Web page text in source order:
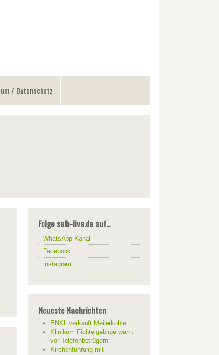
/ Datenschutz
Folge selb-live.de auf...
WhatsApp-Kanal
Facebook
Instagram
Neueste Nachrichten
ENKL verkauft Meilerkohle
Klinikum Fichtelgebirge warnt
vor Telefonbetrügern
Kirchenführung mit